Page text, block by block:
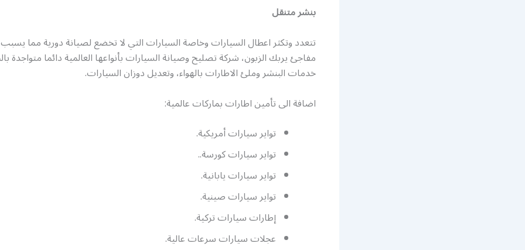
بنشر متنقل
تتعدد وتكثر اعطال السيارات وخاصة السيارات التي لا تخضع لصيانة دورية مما
مفاجئ يربك الزبون، شركة تصليح وصيانة السيارات بأنواعها العالمية دائما متواجدة
خدمات البنشر وملئ الاطارات بالهواء، وتعديل دوزان السيارات.
اضافة الى تأمين اطارات بماركات عالمية:
تواير سيارات أمريكية.
تواير سيارات كورسة..
تواير سيارات يابانية.
تواير سيارات صينية.
إطارات سيارات تركية.
عجلات سيارات سرعات عالية.